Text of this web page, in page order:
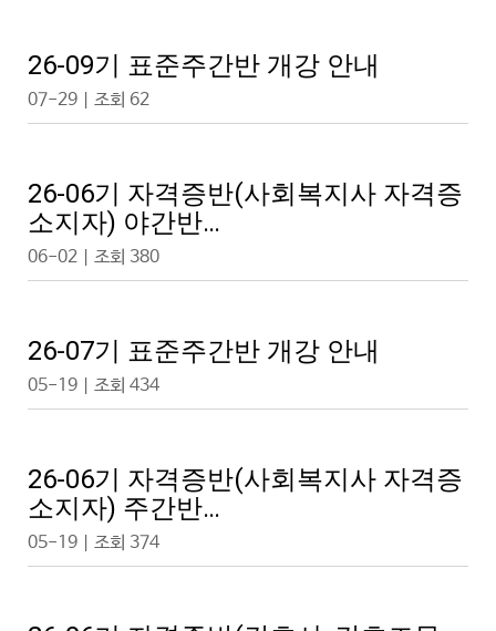
26-09기 표준주간반 개강 안내
07-29 | 조회 62
26-06기 자격증반(사회복지사 자격증
소지자) 야간반…
06-02 | 조회 380
26-07기 표준주간반 개강 안내
05-19 | 조회 434
26-06기 자격증반(사회복지사 자격증
소지자) 주간반…
05-19 | 조회 374